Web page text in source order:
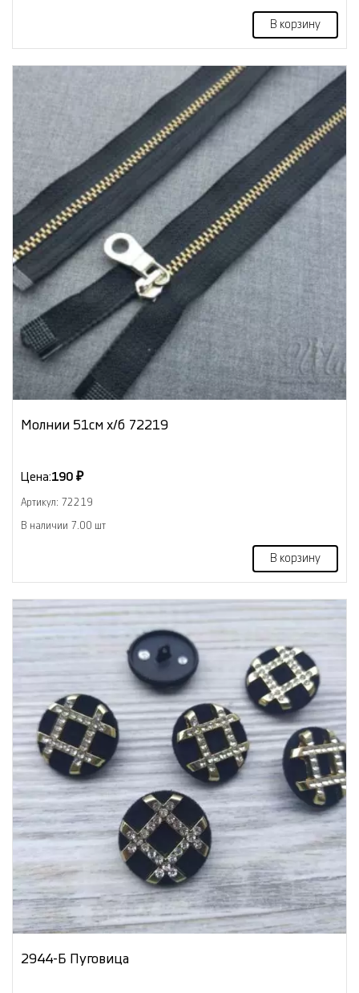
В корзину
Молнии 51см х/б 72219
Цена:190 ₽
Артикул: 72219
В наличии 7.00 шт
В корзину
2944-Б Пуговица